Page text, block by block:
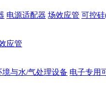
电源适配器 场效应管 可控
应管
境与水/气处理设备 电子专用